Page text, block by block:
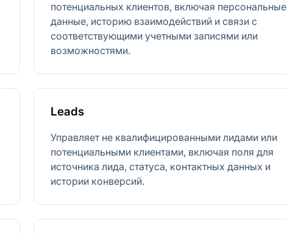
потенциальных клиентов, включая персональные
данные, историю взаимодействий и связи с
соответствующими учетными записями или
возможностями.
Leads
Управляет не квалифицированными лидами или
потенциальными клиентами, включая поля для
источника лида, статуса, контактных данных и
истории конверсий.